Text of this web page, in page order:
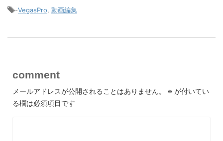
-VegasPro 動画編集
comment
メールアドレスが公開されることはありません。 ※ が付いてい
る欄は必須項目です